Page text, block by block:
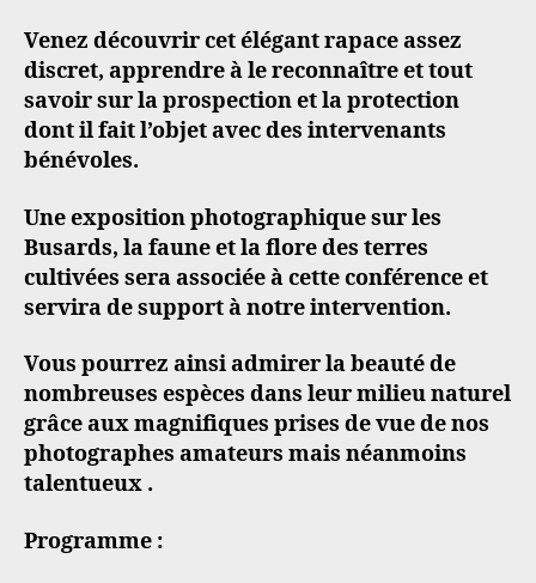
Venez découvrir cet élégant rapace assez
discret, apprendre à le reconnaître et tout
savoir sur la prospection et la protection
dont il fait l’objet avec des intervenants
bénévoles.
Une exposition photographique sur les
Busards, la faune et la flore des terres
cultivées sera associée à cette conférence et
servira de support à notre intervention.
Vous pourrez ainsi admirer la beauté de
nombreuses espèces dans leur milieu naturel
grâce aux magnifiques prises de vue de nos
photographes amateurs mais néanmoins
talentueux .
Programme :